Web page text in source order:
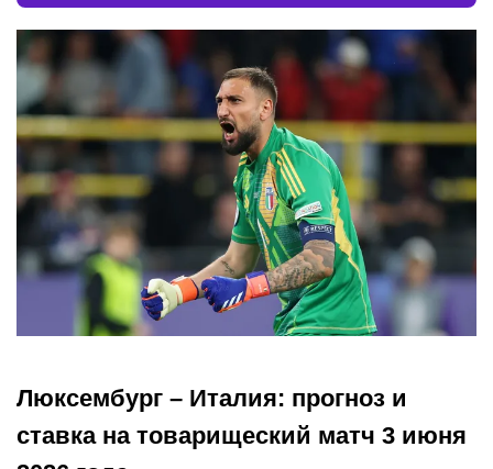
Люксембург – Италия: прогноз и
ставка на товарищеский матч 3 июня